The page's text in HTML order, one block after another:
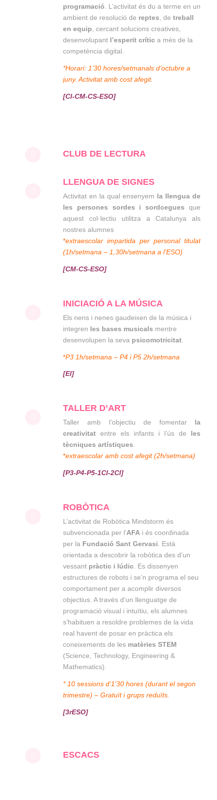
programació. L’activitat és du a terme en un
ambient de resolució de reptes, de treball
en equip, cercant solucions creatives,
desenvolupant l’esperit crítica més de la
competència digital.
*Horari: 1’30 hores/setmanals d’octubre a
juny. Activitat amb cost afegit.
[CI-CM-CS-ESO]
CLUB DE LECTURA
LLENGUA DE SIGNES
Activitat en la qual ensenyem la llengua de
les persones sordes i sordcegues que
aquest col·lectiu utilitza a Catalunya als
nostres alumnes
*extraescolar impartida per personal titulat
(1h/setmana – 1,30h/setmana a l’ESO)
[CM-CS-ESO]
INICIACIÓ A LA MÚSICA
Els nens i nenes gaudeixen de la música i
integren les bases musicals mentre
desenvolupen la seva psicomotricitat.
*P3 1h/setmana – P4 i P5 2h/setmana
[EI]
TALLER D’ART
Taller amb l’objectiu de fomentarla
creativitatentre els infants i l’ús de les
tècniques artístiques
*extraescolar amb cost afegit (2h/setmana)
[P3-P4-P5-1CI-2CI]
ROBÒTICA
L’activitat de Robòtica Mindstorm és
subvencionada per l’AFA i és coordinada
per la Fundació Sant Gervasi . Està
orientada a descobrir la robòtica des d’un
vessant pràctic i lúdic. Es dissenyen
estructures de robots i se’n programa el seu
comportament per a acomplir diversos
objectius. A través d’un llenguatge de
programació visual i intuïtiu, els alumnes
s’habituen a resoldre problemes de la vida
real havent de posar en pràctica els
coneixements de les matèries STEM
(Science, Technology, Engineering &
Mathematics).
* 10 sessions d’1’30 hores (durant el segon
trimestre) – Gratuït i grups reduïts.
[3rESO]
ESCACS